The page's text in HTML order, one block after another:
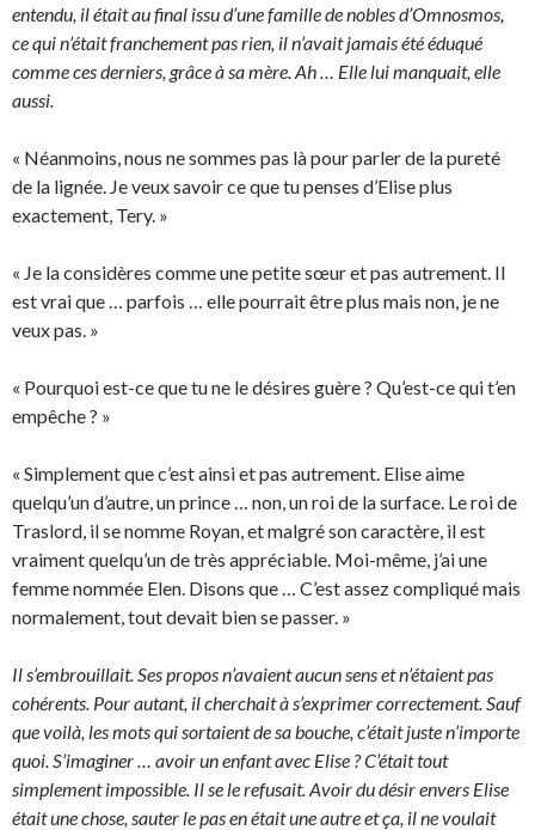
entendu, il était au final issu d’une famille de nobles d’Omnosmos,
ce qui n’était franchement pas rien, il n’avait jamais été éduqué
comme ces derniers, grâce à sa mère. Ah … Elle lui manquait, elle
aussi.
« Néanmoins, nous ne sommes pas là pour parler de la pureté
de la lignée. Je veux savoir ce que tu penses d’Elise plus
exactement, Tery. »
« Je la considères comme une petite sœur et pas autrement. Il
est vrai que … parfois … elle pourrait être plus mais non, je ne
veux pas. »
« Pourquoi est-ce que tu ne le désires guère ? Qu’est-ce qui t’en
empêche ? »
« Simplement que c’est ainsi et pas autrement. Elise aime
quelqu’un d’autre, un prince … non, un roi de la surface. Le roi de
Traslord, il se nomme Royan, et malgré son caractère, il est
vraiment quelqu’un de très appréciable. Moi-même, j’ai une
femme nommée Elen. Disons que … C’est assez compliqué mais
normalement, tout devait bien se passer. »
Il s’embrouillait. Ses propos n’avaient aucun sens et n’étaient pas
cohérents. Pour autant, il cherchait à s’exprimer correctement. Sauf
que voilà, les mots qui sortaient de sa bouche, c’était juste n’importe
quoi. S’imaginer … avoir un enfant avec Elise ? C’était tout
simplement impossible. Il se le refusait. Avoir du désir envers Elise
était une chose, sauter le pas en était une autre et ça, il ne voulait